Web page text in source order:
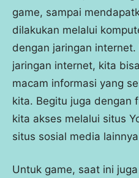
game, sampai
dilakukan melalui
dengan jaringan
jaringan internet, kita
macam informasi yang
kita. Begitu juga dengan
kita akses melalui situs
situs sosial media
Untuk game, saat ini